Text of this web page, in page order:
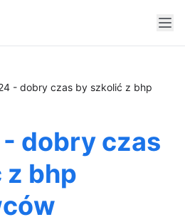
- dobry czas by szkolić z bhp
dobry czas
z bhp